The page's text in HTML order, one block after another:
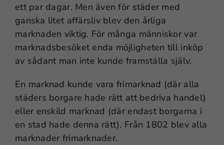
ett par dagar. Men även för städer med
ganska litet affärsliv blev den årliga
marknaden viktig. För många människor var
marknadsbesöket enda möjligheten till inköp
av sådant man inte kunde framställa själv.
En marknad kunde vara frimarknad (där alla
städers borgare hade rätt att bedriva handel)
eller enskild marknad (där endast borgarna i
en stad hade denna rätt). Från 1802 blev alla
marknader frimarknader.